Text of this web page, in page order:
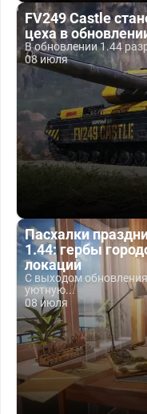
FV249 Castle
цеха в
В обновлении 1.44
08 июля
Пасхалки
1.44: гербы
локации
С выходом
уютную...
08 июля